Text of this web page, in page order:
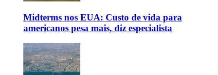
Midterms nos EUA: Custo de vida para
americanos pesa mais, diz especialista